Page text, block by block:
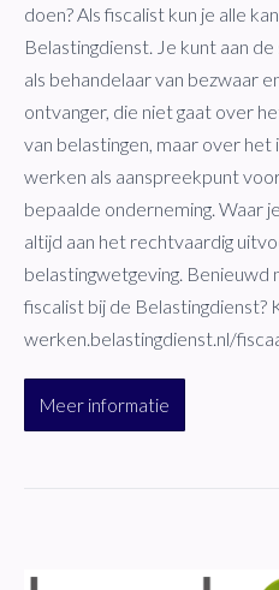
doen? Als fiscalist kun je alle
Belastingdienst. Je kunt aan
als behandelaar van bezwaar
ontvanger, die niet gaat over
van belastingen, maar over het
werken als aanspreekpunt
bepaalde onderneming. Waar
altijd aan het rechtvaardig
belastingwetgeving. Benieuwd
fiscalist bij de Belastingdienst?
werken.belastingdienst.nl/
Meer informatie